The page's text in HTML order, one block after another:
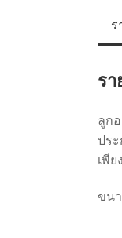
ร
รา
ลูก
ปร
เพี
ขน